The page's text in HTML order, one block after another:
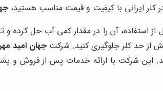
کلر ایرانی با کیفیت و قیمت مناسب هستید،
استفاده، آن را در مقدار کمی آب حل کرده
از حد کلر جلوگیری کنید. شرکت جهان امید مهر
این شرکت با ارائه خدمات پس از فروش و